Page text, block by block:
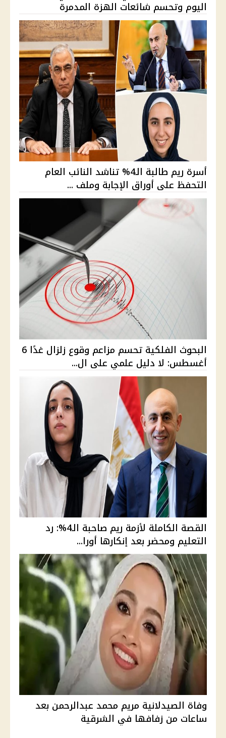
اليوم وتحسم شائعات الهزة المدمرة
أسرة ريم طالبة الـ4% تناشد النائب العام
التحفظ على أوراق الإجابة وملف ...
البحوث الفلكية تحسم مزاعم وقوع زلزال غدًا 6
أغسطس: لا دليل علمي على ال...
القصة الكاملة لأزمة ريم صاحبة الـ4%: رد
التعليم ومحضر بعد إنكارها أورا...
وفاة الصيدلانية مريم محمد عبدالرحمن بعد
ساعات من زفافها في الشرقية